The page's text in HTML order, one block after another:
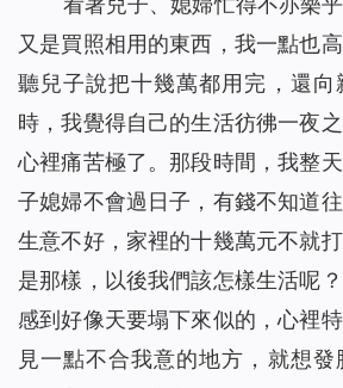
又是買照相用的東西，我一點也
聽兒子說把十幾萬都用完，還向
時，我覺得自己的生活彷彿一夜
心裡痛苦極了。那段時間，我整
子媳婦不會過日子，有錢不知道
生意不好，家裡的十幾萬元不就
是那樣，以後我們該怎樣生活呢
感到好像天要塌下來似的，心裡
見一點不合我意的地方，就想